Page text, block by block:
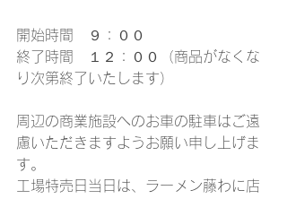
開始時間　９：００
終了時間　１２：００（商品がなくな
り次第終了いたします）
周辺の商業施設へのお車の駐車はご遠
慮いただきますようお願い申し上げま
す。
工場特売日当日は、ラーメン藤わに店